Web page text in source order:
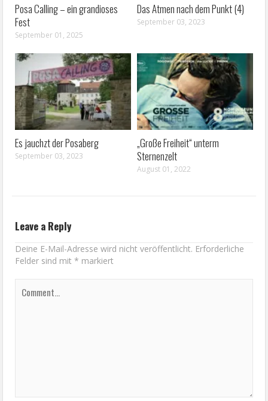
Posa Calling – ein grandioses
Fest
September 01, 2025
Das Atmen nach dem Punkt (4)
September 03, 2023
Es jauchzt der Posaberg
September 03, 2023
„Große Freiheit“ unterm
Sternenzelt
August 01, 2022
Leave a Reply
Deine E-Mail-Adresse wird nicht veröffentlicht. Erforderliche
Felder sind mit* markiert